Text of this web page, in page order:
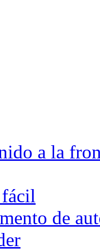
a la
de